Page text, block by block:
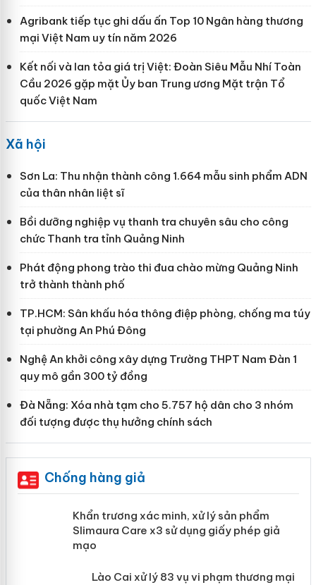
Agribank tiếp tục ghi dấu ấn Top 10 Ngân hàng thương
mại Việt Nam uy tín năm 2026
Kết nối và lan tỏa giá trị Việt: Đoàn Siêu Mẫu Nhí Toàn
Cầu 2026 gặp mặt Ủy ban Trung ương Mặt trận Tổ
quốc Việt Nam
Xã hội
Sơn La: Thu nhận thành công 1.664 mẫu sinh phẩm ADN
của thân nhân liệt sĩ
Bồi dưỡng nghiệp vụ thanh tra chuyên sâu cho công
chức Thanh tra tỉnh Quảng Ninh
Phát động phong trào thi đua chào mừng Quảng Ninh
trở thành thành phố
TP.HCM: Sân khấu hóa thông điệp phòng, chống ma túy
tại phường An Phú Đông
Nghệ An khởi công xây dựng Trường THPT Nam Đàn 1
quy mô gần 300 tỷ đồng
Đà Nẵng: Xóa nhà tạm cho 5.757 hộ dân cho 3 nhóm
đối tượng được thụ hưởng chính sách
Chống hàng giả
Khẩn trương xác minh, xử lý sản phẩm
Slimaura Care x3 sử dụng giấy phép